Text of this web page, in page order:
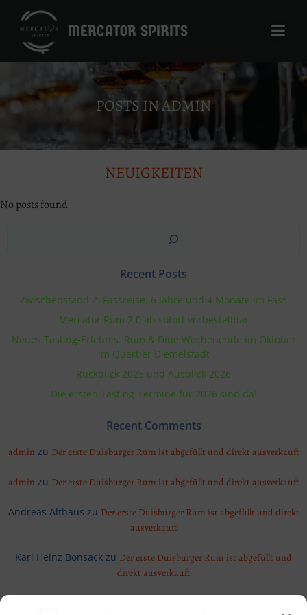
Inhalt
springen
MERCATOR SPIRITS
POSTS INADMIN
NEUIGKEITEN
No posts found
Suchen
Recent Posts
Zwischenstand 2. Fassreise: 6 Jahre und 4 Monate im Fass
Mercator Rum 2.0 ab sofort vorbestellbar
Neues Tasting-Erlebnis: Rum & Dine Wochenende im Oktober
im Quartier Diemelstadt
Rückblick 2025 und Ausblick 2026
Die ersten Tasting-Termine für 2026 sind da!
Recent Comments
admin zu Der erste Duisburger Rum ist abgefüllt und direkt ausverkauft
admin zu Der erste Duisburger Rum ist abgefüllt und direkt ausverkauft
Andreas Althaus zu Der erste Duisburger Rum ist abgefüllt und direkt
ausverkauft
Karl Heinz Bonsack zu Der erste Duisburger Rum ist abgefüllt und
direkt ausverkauft